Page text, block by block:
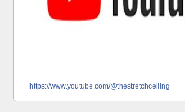
https://www.youtube.com/@thestretchceiling